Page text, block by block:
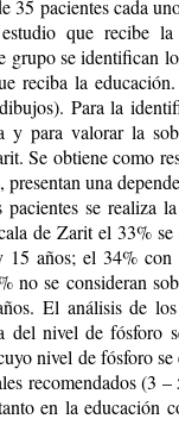
35 pacientes cada
que recibe la
grupo se identifican
reciba la
Para la
y para valorar la
Se obtiene como
una
se realiza
de Zarit el 33% se
años; el 34% con
no se consideran
El análisis de los
del nivel de fósforo
nivel de fósforo se
recomendados (3
en la educación